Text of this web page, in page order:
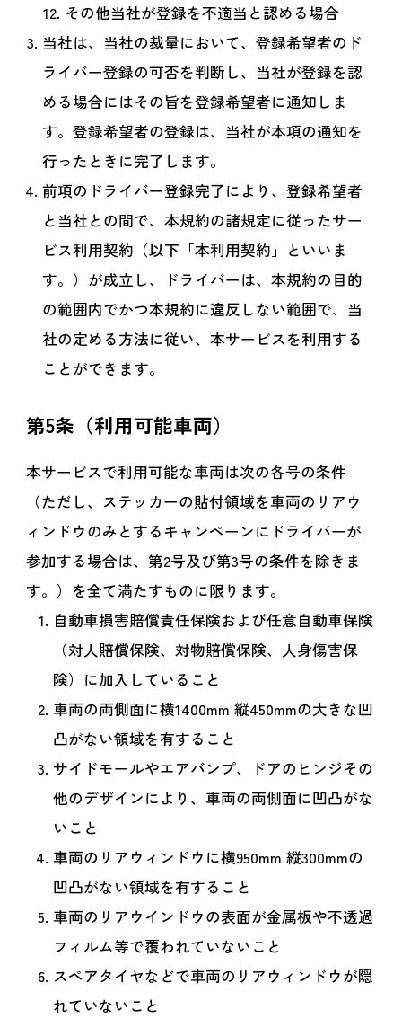
その他当社が登録を不適当と認める場合
当社は、当社の裁量において、登録希望者のド
ライバー登録の可否を判断し、当社が登録を認
める場合にはその旨を登録希望者に通知しま
す。登録希望者の登録は、当社が本項の通知を
行ったときに完了します。
前項のドライバー登録完了により、登録希望者
と当社との間で、本規約の諸規定に従ったサー
ビス利用契約（以下「本利用契約」といいま
す。）が成立し、ドライバーは、本規約の目的
の範囲内でかつ本規約に違反しない範囲で、当
社の定める方法に従い、本サービスを利用する
ことができます。
第5条（利用可能車両）
本サービスで利用可能な車両は次の各号の条件
（ただし、ステッカーの貼付領域を車両のリアウ
ィンドウのみとするキャンペーンにドライバーが
参加する場合は、第2号及び第3号の条件を除きま
す。）を全て満たすものに限ります。
自動車損害賠償責任保険および任意自動車保険
（対人賠償保険、対物賠償保険、人身傷害保
険）に加入していること
車両の両側面に横1400mm 縦450mmの大きな凹
凸がない領域を有すること
サイドモールやエアバンプ、ドアのヒンジその
他のデザインにより、車両の両側面に凹凸がな
いこと
車両のリアウィンドウに横950mm 縦300mmの
凹凸がない領域を有すること
車両のリアウインドウの表面が金属板や不透過
フィルム等で覆われていないこと
スペアタイヤなどで車両のリアウィンドウが隠
れていないこと